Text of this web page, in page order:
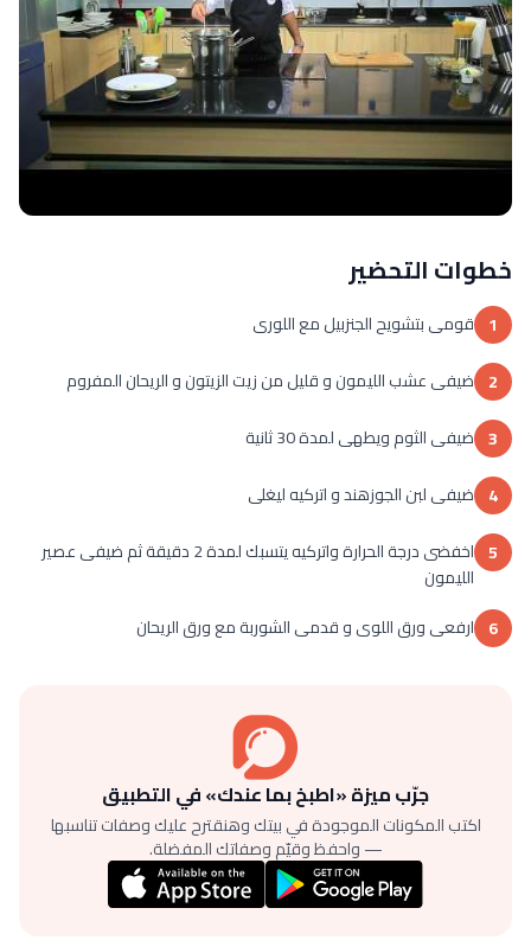
خطوات التحضير
1 قومى بتشويح الجنزبيل مع اللورى
2 ضيفى عشب الليمون و قليل من زيت الزيتون و الريحان المفروم
3 ضيفى الثوم ويطهى لمدة 30 ثانية
4 ضيفى لبن الجوزهند و اتركيه ليغلى
5
اخفضى درجة الحرارة واتركيه يتسبك لمدة 2 دقيقة ثم ضيفى عصير
الليمون
6 ارفعى ورق اللوى و قدمى الشوربة مع ورق الريحان
جرّب ميزة «اطبخ بما عندك» في التطبيق
اكتب المكونات الموجودة في بيتك وهنقترح عليك وصفات تناسبها
— واحفظ وقيّم وصفاتك المفضلة.